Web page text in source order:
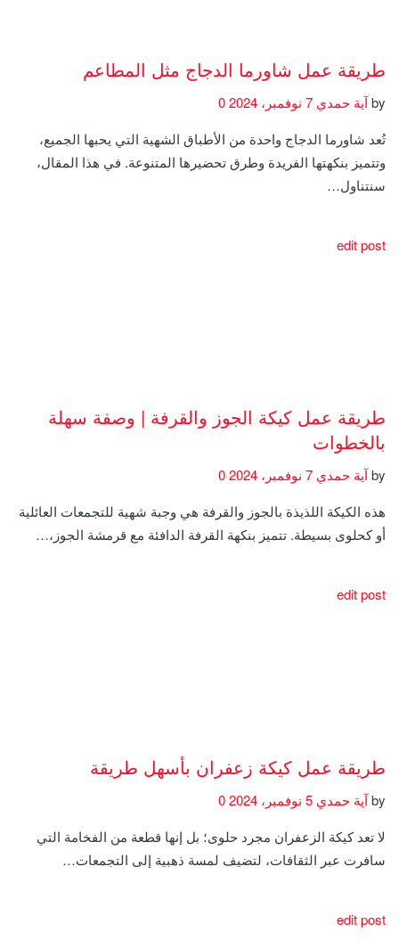
طريقة عمل شاورما الدجاج مثل المطاعم
byآية حمدي
تُعد شاورما الدجاج واحدة من الأطباق الشهية التي يحبها الجميع،
وتتميز بنكهتها الفريدة وطرق تحضيرها المتنوعة. في هذا المقال،
سنتناول…
edit post
طريقة عمل كيكة الجوز والقرفة | وصفة سهلة
بالخطوات
byآية حمدي
هذه الكيكة اللذيذة بالجوز والقرفة هي وجبة شهية للتجمعات العائلية
أو كحلوى بسيطة. تتميز بنكهة القرفة الدافئة مع قرمشة الجوز،…
edit post
طريقة عمل كيكة زعفران بأسهل طريقة
byآية حمدي
لا تعد كيكة الزعفران مجرد حلوى؛ بل إنها قطعة من الفخامة التي
سافرت عبر الثقافات، لتضيف لمسة ذهبية إلى التجمعات…
edit post